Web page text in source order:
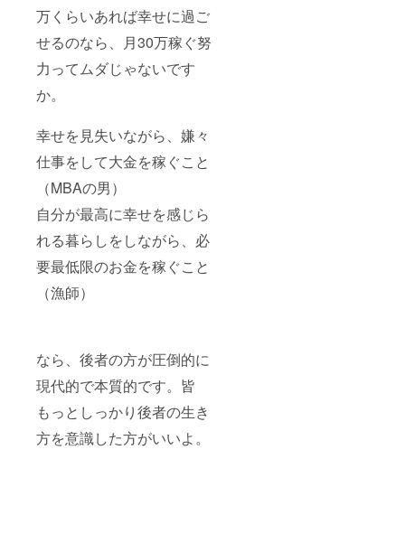
万くらいあれば幸せに過ご
せるのなら、月30万稼ぐ努
力ってムダじゃないです
か。
幸せを見失いながら、嫌々
仕事をして大金を稼ぐこと
（MBAの男）
自分が最高に幸せを感じら
れる暮らしをしながら、必
要最低限のお金を稼ぐこと
（漁師）
なら、後者の方が圧倒的に
現代的で本質的です。皆
もっとしっかり後者の生き
方を意識した方がいいよ。